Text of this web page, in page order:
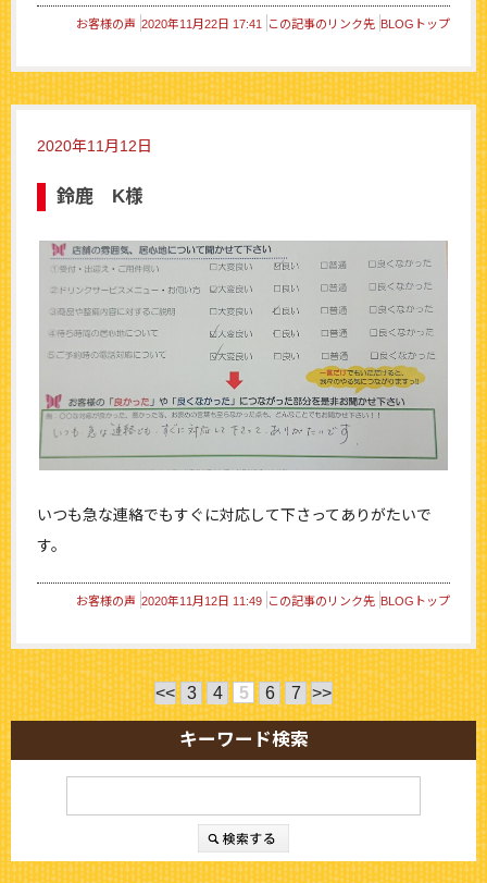
お客様の声 2020年11月22日 17:41 この記事のリンク先 BLOGトップ
2020年11月12日
鈴鹿 K様
いつも急な連絡でもすぐに対応して下さってありがたいで
す。
お客様の声 2020年11月12日 11:49 この記事のリンク先 BLOGトップ
<< 3 4 5 6 7 >>
キーワード検索